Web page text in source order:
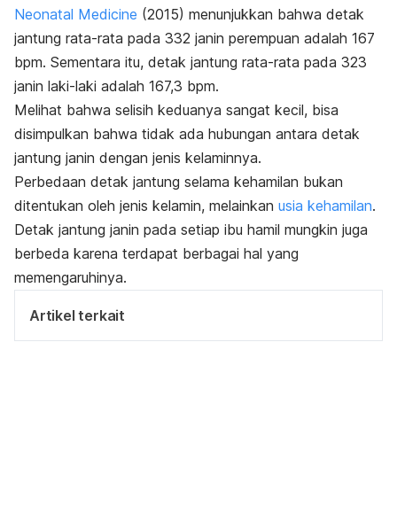
Neonatal Medicine (2015) menunjukkan bahwa detak
jantung rata-rata pada 332 janin perempuan adalah 167
bpm. Sementara itu, detak jantung rata-rata pada 323
janin laki-laki adalah 167,3 bpm.
Melihat bahwa selisih keduanya sangat kecil, bisa
disimpulkan bahwa tidak ada hubungan antara detak
jantung janin dengan jenis kelaminnya.
Perbedaan detak jantung selama kehamilan bukan
ditentukan oleh jenis kelamin, melainkan usia kehamilan.
Detak jantung janin pada setiap ibu hamil mungkin juga
berbeda karena terdapat berbagai hal yang
memengaruhinya.
Artikel terkait